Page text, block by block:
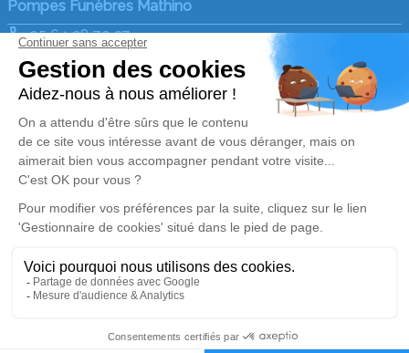
Pompes Funèbres Mathino
05 64 28 79 27
ets.mathino@gmail.com
2 Chemin de la Viguerie - 33580 - Monségur
4.9/5 - 138 avis
Nos Services
Organiser des obsèques
Services aux familles
Liens utiles
Avis de décès
Demande de rendez-vous
Nos réseaux sociaux
Politique de traitement des données personnelles
Politique d’utilisation des cookies
Zone d'intervention